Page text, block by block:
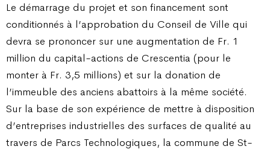
Le démarrage du projet et son financement sont
conditionnés à l’approbation du Conseil de Ville qui
devra se prononcer sur une augmentation de Fr. 1
million du capital-actions de Crescentia (pour le
monter à Fr. 3,5 millions) et sur la donation de
l’immeuble des anciens abattoirs à la même société.
Sur la base de son expérience de mettre à disposition
d’entreprises industrielles des surfaces de qualité au
travers de Parcs Technologiques, la commune de St-